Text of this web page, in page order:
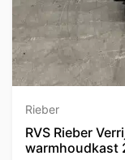
Rieber
RVS Rieber
warmhoudkast